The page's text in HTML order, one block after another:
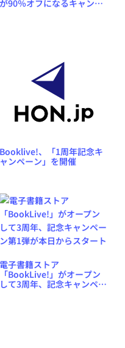
が90％オフになるキャンペ
Booklive!、「1周年記念キ
ャンペーン」を開催
電子書籍ストア
「BookLive!」がオープン
して3周年、記念キャンペー